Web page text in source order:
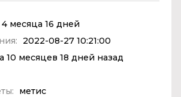
4 месяца 16 дней
2022-08-27 10:21:00
10 месяцев 18 дней назад
метис